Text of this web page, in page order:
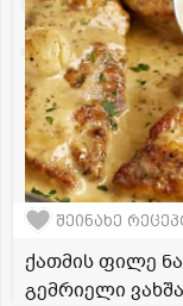
შეინახე
ქათმის ფილე
გემრიელი